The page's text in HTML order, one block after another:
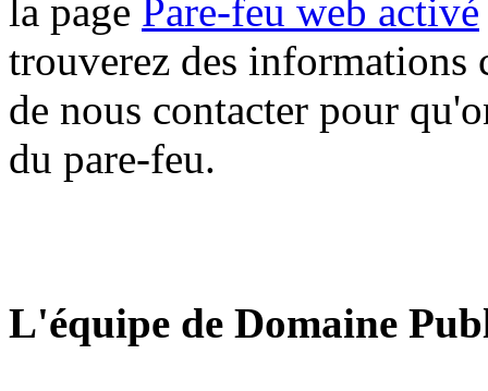
la page Pare-feu web activé
trouverez des informations
de nous contacter pour
du pare-feu.
L'équipe de Domaine